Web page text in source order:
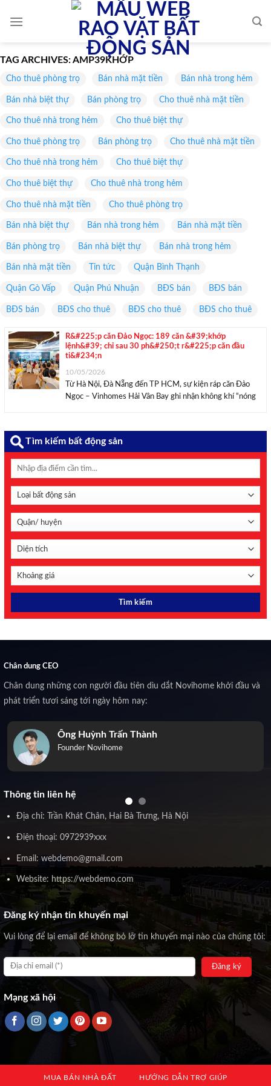
TAG ARCHIVES:AMP39KHỚP
Cho thuê phòng trọ Bán nhà mặt tiền Bán nhà trong hẻm
Bán nhà biệt thự Bán phòng trọ Cho thuê nhà mặt tiền
Cho thuê nhà trong hẻm Cho thuê biệt thự
Cho thuê phòng trọ Bán phòng trọ Cho thuê nhà mặt tiền
Cho thuê nhà trong hẻm Cho thuê biệt thự
Cho thuê biệt thự Cho thuê nhà trong hẻm
Cho thuê nhà mặt tiền Cho thuê phòng trọ
Bán nhà biệt thự Bán nhà trong hẻm Bán nhà mặt tiền
Bán phòng trọ Bán nhà biệt thự Bán nhà trong hẻm
Bán nhà mặt tiền Tin tức Quận Bình Thạnh
Quận Gò Vấp Quận Phú Nhuận BĐS bán BĐS bán
BĐS bán BĐS cho thuê BĐS cho thuê BĐS cho thuê
R&#225;p căn Đảo Ngọc: 189 căn &#39;khớp
lệnh&#39; chỉ sau 30 ph&#250;t r&#225;p căn đầu
ti&#234;n
10/05/2026
Từ Hà Nội, Đà Nẵng đến TP HCM, sự kiện ráp căn Đảo
Ngọc – Vinhomes Hải Vân Bay ghi nhận không khí “nóng
Tìm kiếm bất động sản
Chân dung CEO
Chân dung những con người đầu tiên dìu dắt Novihome khởi đầu và
phát triển tươi sáng tới ngày hôm nay:
Ông Huỳnh Trấn Thành
Founder Novihome
Thông tin liên hệ
Địa chỉ: Trần Khát Chân, Hai Bà Trưng, Hà Nội
Điện thoại: 0972939xxx
Email: webdemo@gmail.com
Website: https://webdemo.com
Đăng ký nhận tin khuyến mại
Vui lòng để lại email để không bỏ lỡ tin khuyến mại nào của chúng tôi:
Mạng xã hội
MUA BÁN NHÀ ĐẤT HƯỚNG DẪN TRỢ GIÚP